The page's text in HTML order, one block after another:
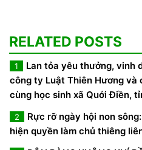
RELATED POSTS
1
Lan tỏa yêu thưởng, vinh
công ty Luật Thiên Hương
cùng học sinh xã Quới Điền,
2
Rực rỡ ngày hội non
hiện quyền làm chủ thiêng